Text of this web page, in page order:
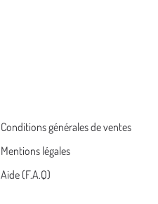
Conditions générales de ventes
Mentions légales
Aide (F.A.Q)